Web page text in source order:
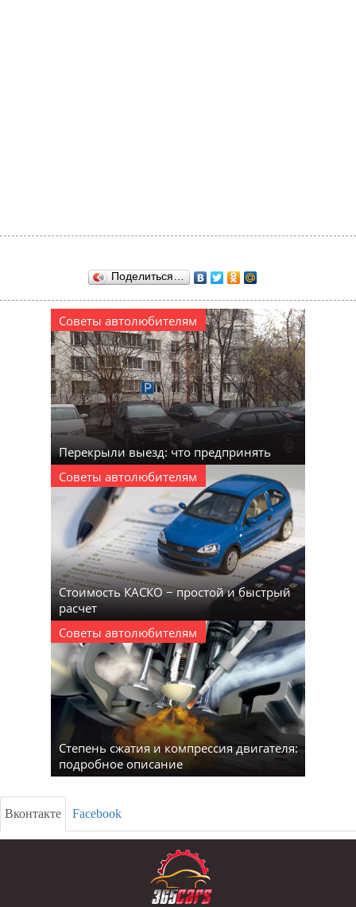
Поделиться…
Советы автолюбителям
Перекрыли выезд: что предпринять
Советы автолюбителям
Стоимость КАСКО − простой и быстрый
расчет
Советы автолюбителям
Степень сжатия и компрессия двигателя:
подробное описание
Вконтакте Facebook